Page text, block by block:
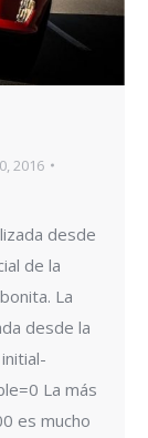
2016
desde
de la
La
desde la
La más
es mucho